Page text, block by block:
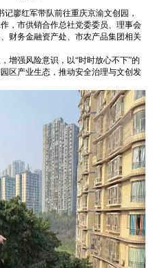
廖红军带队前往重庆京渝文创园，
，市供销合作总社党委委员、理事会
财务金融资产处、市农产品集团相关
增强风险意识，以“时时放心不下”的
区产业生态，推动安全治理与文创发